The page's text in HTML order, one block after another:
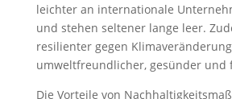
leichter an internationale
und stehen seltener lange leer.
resilienter gegen
umweltfreundlicher, gesünder und
Die Vorteile von